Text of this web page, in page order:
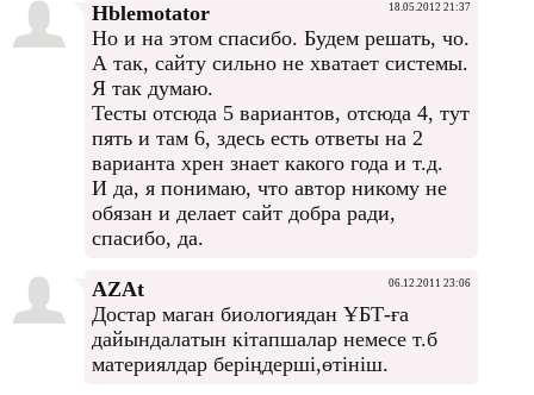
Hblemotator 18.05.2012 21:37
Но и на этом спасибо. Будем решать, чо.
А так, сайту сильно не хватает системы.
Я так думаю.
Тесты отсюда 5 вариантов, отсюда 4, тут
пять и там 6, здесь есть ответы на 2
варианта хрен знает какого года и т.д.
И да, я понимаю, что автор никому не
обязан и делает сайт добра ради,
спасибо, да.
AZAt 06.12.2011 23:06
Достар маган биологиядан ҰБТ-ға
дайындалатын кітапшалар немесе т.б
материялдар беріңдерші,өтініш.